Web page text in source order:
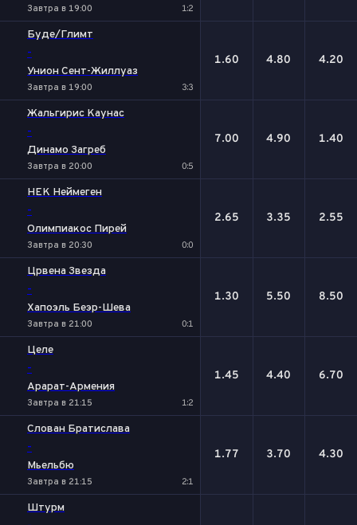
Завтра в 19:00 1:2
Буде/Глимт
-
Унион Сент-Жиллуаз
Завтра в 19:00 3:3
1.60 4.80 4.20
Жальгирис Каунас
-
Динамо Загреб
Завтра в 20:00 0:5
7.00 4.90 1.40
НЕК Неймеген
-
Олимпиакос Пирей
Завтра в 20:30 0:0
2.65 3.35 2.55
Црвена Звезда
-
Хапоэль Беэр-Шева
Завтра в 21:00 0:1
1.30 5.50 8.50
Целе
-
Арарат-Армения
Завтра в 21:15 1:2
1.45 4.40 6.70
Слован Братислава
-
Мьельбю
Завтра в 21:15 2:1
1.77 3.70 4.30
Штурм